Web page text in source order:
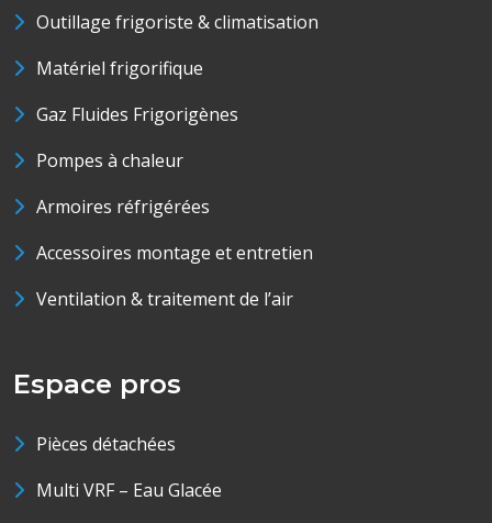
Outillage frigoriste & climatisation
Matériel frigorifique
Gaz Fluides Frigorigènes
Pompes à chaleur
Armoires réfrigérées
Accessoires montage et entretien
Ventilation & traitement de l’air
Espace pros
Pièces détachées
Multi VRF – Eau Glacée